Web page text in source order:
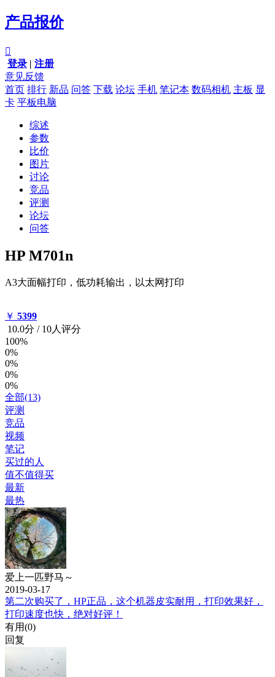
产品报价

登录 | 注册
意见反馈
首页 排行 新品 问答 下载 论坛 手机 笔记本 数码相机 主板 显
卡 平板电脑
综述
参数
比价
图片
讨论
竞品
评测
论坛
问答
HP M701n
A3大面幅打印，低功耗输出，以太网打印
￥ 5399
10.0分 / 10人评分
100%
0%
0%
0%
0%
全部(13)
评测
竞品
视频
笔记
买过的人
值不值得买
最新
最热
爱上一匹野马～
2019-03-17
第二次购买了，HP正品，这个机器皮实耐用，打印效果好，
打印速度也快，绝对好评！
有用(0)
回复